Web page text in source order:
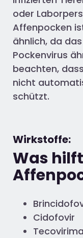
oder
Affenpocken
ähnlich, da
Pockenvirus
beachten,
nicht
schützt.
Wirkstoffe:
Was
Cidofovir